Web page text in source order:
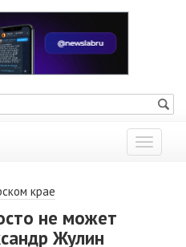
Показать
меню
крае
не может
Жулин